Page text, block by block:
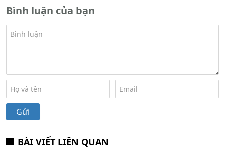
Bình luận của bạn
BÀI VIẾT LIÊN QUAN